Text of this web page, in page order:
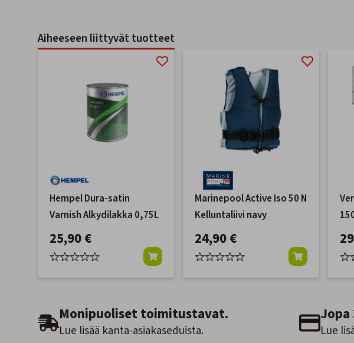
Aiheeseen liittyvät tuotteet
Hempel Dura-satin
Varnish Alkydilakka 0,75L
25,90 €
Marinepool Active Iso 50 N
Kelluntaliivi navy
24,90 €
Monipuoliset toimitustavat.
Lue lisää kanta-asiakaseduista.
Jopa
Lue